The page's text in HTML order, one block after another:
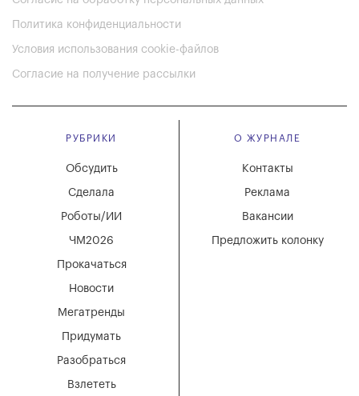
Политика конфиденциальности
Условия использования cookie-файлов
Согласие на получение рассылки
РУБРИКИ
Мегатренды
Придумать
Разобраться
Взлететь
Новости
Обсудить
Сделала
Роботы/ИИ
ЧМ2026
Прокачаться
О ЖУРНАЛЕ
Вакансии
Реклама
Контакты
Предложить колонку